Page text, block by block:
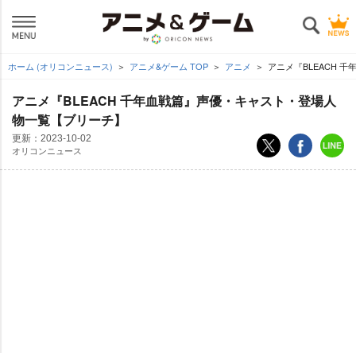
ホーム (オリコンニュース) アニメ&ゲーム TOP アニメ アニメ『BLEACH 千
アニメ『BLEACH 千年血戦篇』声優・キャスト・登場人
物一覧【ブリーチ】
更新： 2023-10-02
オリコンニュース